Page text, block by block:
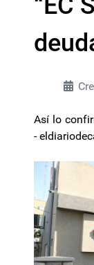
Así lo
-